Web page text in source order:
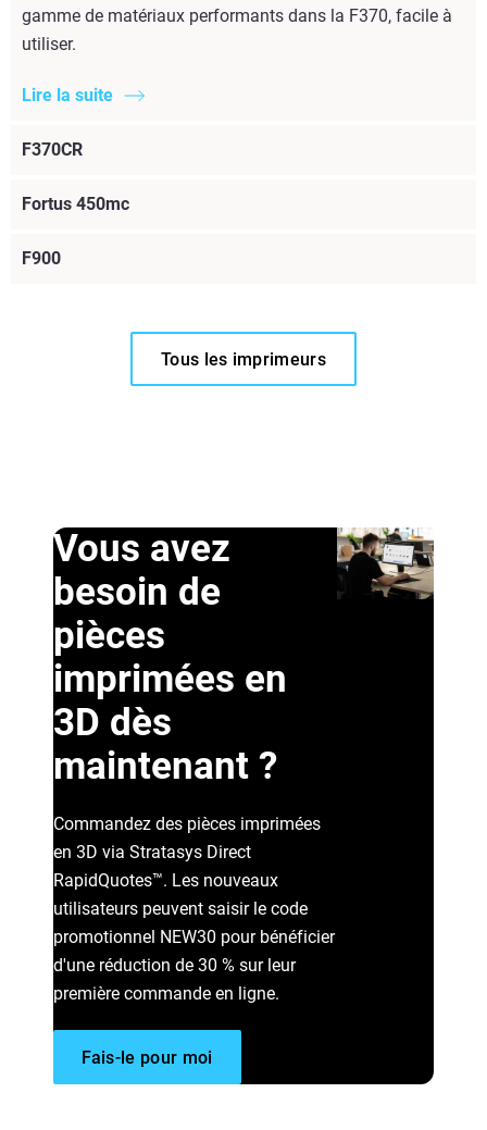
gamme de matériaux performants dans la F370, facile à
utiliser.
Lire la suite
F370CR
Lire la suite
Fortus 450mc
Lire la suite
F900
Lire la suite
Tous les imprimeurs
Vous avez
besoin de
pièces
imprimées en
3D dès
maintenant ?
Commandez des pièces imprimées
en 3D via Stratasys Direct
RapidQuotes™. Les nouveaux
utilisateurs peuvent saisir le code
promotionnel NEW30 pour bénéficier
d'une réduction de 30 % sur leur
première commande en ligne.
Fais-le pour moi